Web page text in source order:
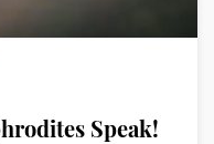
Speak!